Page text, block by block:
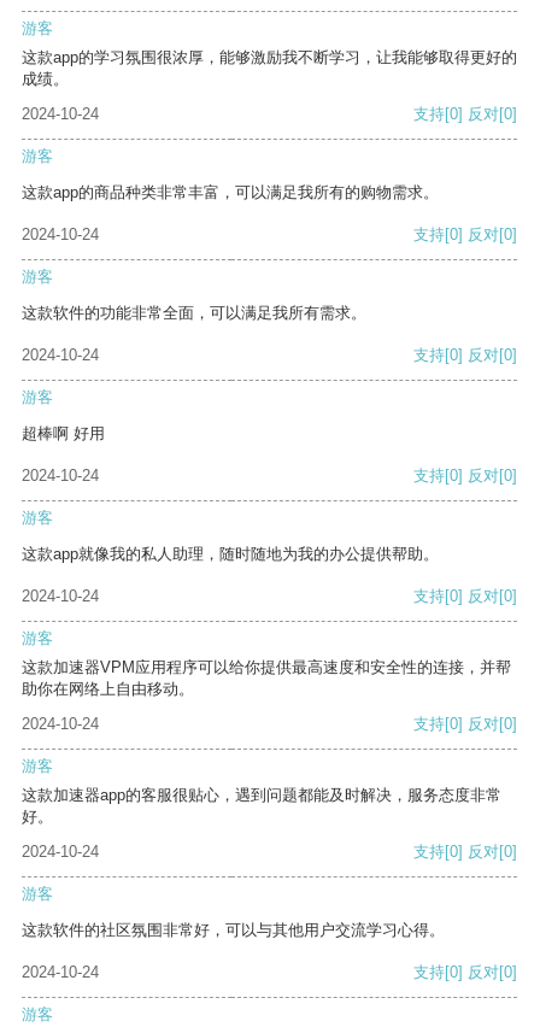
游客
这款app的学习氛围很浓厚，能够激励我不断学习，让我能够取得更好的
成绩。
2024-10-24
支持[0] 反对[0]
游客
这款app的商品种类非常丰富，可以满足我所有的购物需求。
2024-10-24 支持[0] 反对[0]
游客
这款软件的功能非常全面，可以满足我所有需求。
2024-10-24 支持[0] 反对[0]
游客
超棒啊 好用
2024-10-24 支持[0] 反对[0]
游客
这款app就像我的私人助理，随时随地为我的办公提供帮助。
2024-10-24 支持[0] 反对[0]
游客
这款加速器VPM应用程序可以给你提供最高速度和安全性的连接，并帮
助你在网络上自由移动。
2024-10-24
支持[0] 反对[0]
游客
这款加速器app的客服很贴心，遇到问题都能及时解决，服务态度非常
好。
2024-10-24
支持[0] 反对[0]
游客
这款软件的社区氛围非常好，可以与其他用户交流学习心得。
2024-10-24 支持[0] 反对[0]
游客